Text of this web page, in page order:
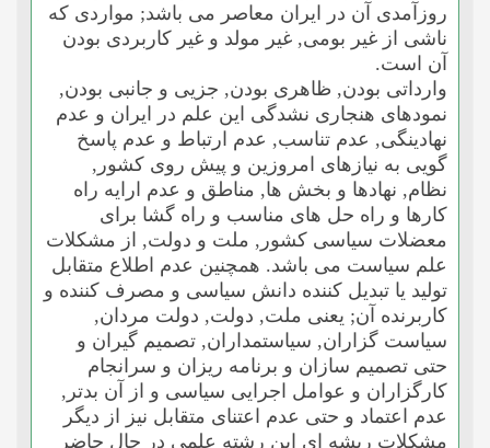
روزآمدى آن در ایران معاصر مى باشد; مواردى که
ناشى از غیر بومى, غیر مولد و غیر کاربردى بودن
آن است.
وارداتى بودن, ظاهرى بودن, جزیى و جانبى بودن,
نمودهاى هنجارى نشدگى این علم در ایران و عدم
نهادینگى, عدم تناسب, عدم ارتباط و عدم پاسخ
گویى به نیازهاى امروزین و پیش روى کشور,
نظام, نهادها و بخش ها, مناطق و عدم ارایه راه
کارها و راه حل هاى مناسب و راه گشا براى
معضلات سیاسى کشور, ملت و دولت, از مشکلات
علم سیاست مى باشد. همچنین عدم اطلاع متقابل
تولید یا تبدیل کننده دانش سیاسى و مصرف کننده و
کاربرنده آن; یعنى ملت, دولت, دولت مردان,
سیاست گزاران, سیاستمداران, تصمیم گیران و
حتى تصمیم سازان و برنامه ریزان و سرانجام
کارگزاران و عوامل اجرایى سیاسى و از آن بدتر,
عدم اعتماد و حتى عدم اعتناى متقابل نیز از دیگر
مشکلات ریشه اى این رشته علمى در حال حاضر